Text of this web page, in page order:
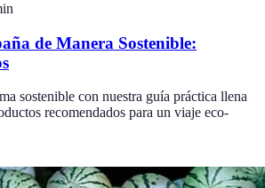
de Manera Sostenible:
sostenible con nuestra guía práctica llena
recomendados para un viaje eco-